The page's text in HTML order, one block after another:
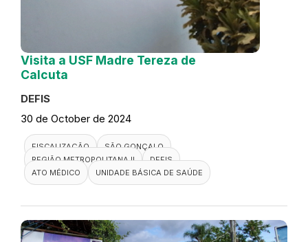
Visita a USF Madre Tereza de
Calcuta
DEFIS
30 de October de 2024
FISCALIZAÇÃO
SÃO GONÇALO
REGIÃO METROPOLITANA II
DEFIS
ATO MÉDICO
UNIDADE BÁSICA DE SAÚDE